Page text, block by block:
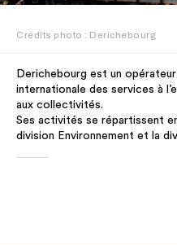
Crédits photo : Derichebourg
Derichebourg est un
internationale des services à
aux collectivités.
Ses activités se répartissent
division Environnement et la